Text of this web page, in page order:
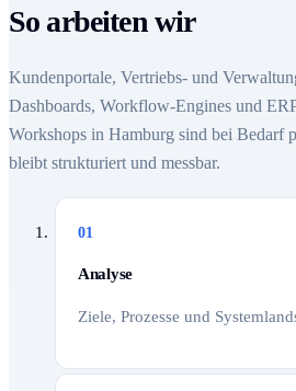
So arbeiten wir
Kundenportale, Vertriebs- und
Dashboards, Workflow-Engines und
Workshops in Hamburg sind bei Bedarf
bleibt strukturiert und messbar.
01
Analyse
Ziele, Prozesse und